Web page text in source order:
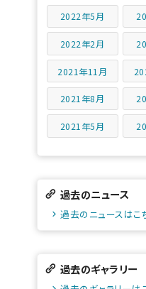
2022年5月
2022年2月
2021年11月
2021年8月
2021年5月
過去のニュース
過去のニュースはこ
過去のギャラリー